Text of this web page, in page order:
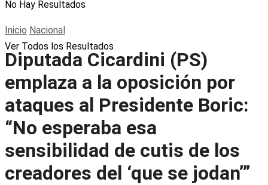
No Hay Resultados
Ver Todos los Resultados
Inicio Nacional
Diputada Cicardini (PS)
emplaza a la oposición por
ataques al Presidente Boric:
“No esperaba esa
sensibilidad de cutis de los
creadores del ‘que se jodan’”